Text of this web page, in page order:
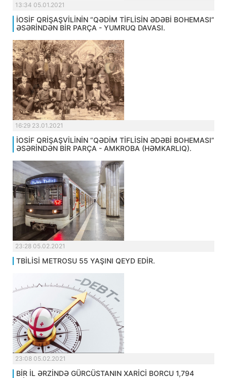
13:34 05.01.2021
İOSİF QRİŞAŞVİLİNİN “QƏDİM TİFLİSİN ƏDƏBİ BOHEMASI”
ƏSƏRİNDƏN BİR PARÇA - YUMRUQ DAVASI.
16:29 23.01.2021
İOSİF QRİŞAŞVİLİNİN “QƏDİM TİFLİSİN ƏDƏBİ BOHEMASI”
ƏSƏRİNDƏN BİR PARÇA - AMKROBA (HƏMKARLIQ).
23:28 05.02.2021
TBİLİSİ METROSU 55 YAŞINI QEYD EDİR.
23:08 05.02.2021
BİR İL ƏRZİNDƏ GÜRCÜSTANIN XARİCİ BORCU 1,794